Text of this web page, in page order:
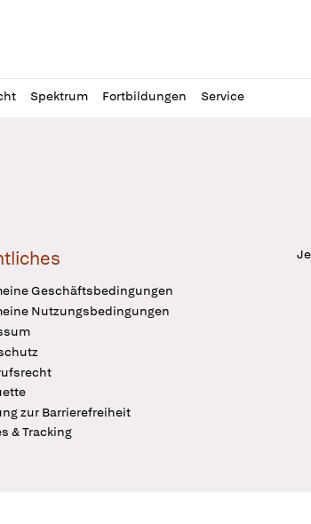
Spektrum Fortbildungen Service
Geschäftsbedingungen
Nutzungsbedingungen
zur Barrierefreiheit
& Tracking